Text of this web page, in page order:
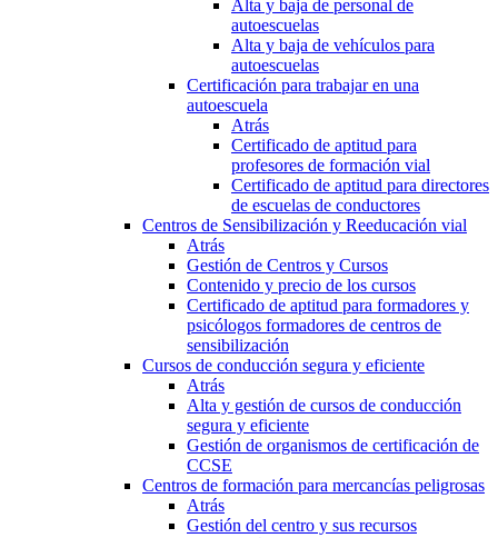
Alta y baja de personal de
autoescuelas
Alta y baja de vehículos para
autoescuelas
Certificación para trabajar en una
autoescuela
Atrás
Certificado de aptitud para
profesores de formación vial
Certificado de aptitud para directores
de escuelas de conductores
Centros de Sensibilización y Reeducación vial
Atrás
Gestión de Centros y Cursos
Contenido y precio de los cursos
Certificado de aptitud para formadores y
psicólogos formadores de centros de
sensibilización
Cursos de conducción segura y eficiente
Atrás
Alta y gestión de cursos de conducción
segura y eficiente
Gestión de organismos de certificación de
CCSE
Centros de formación para mercancías peligrosas
Atrás
Gestión del centro y sus recursos